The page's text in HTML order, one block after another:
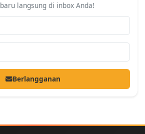
langsung di inbox Anda!
Berlangganan